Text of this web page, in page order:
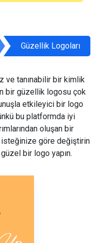
Güzellik Logoları
ve tanınabilir bir kimlik
bir güzellik logosu çok
etkileyici bir logo
bu platformda iyi
oluşan bir
göre değiştirin
bir logo yapın.